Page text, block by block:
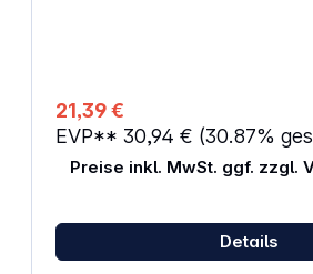
21,39 €
EVP** 30,94 € (30.87%
Preise inkl. MwSt. ggf. zzgl.
Details